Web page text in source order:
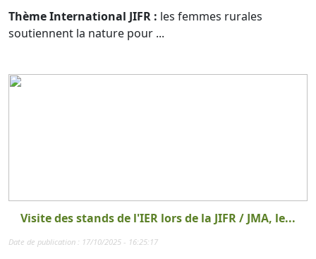
Thème International JIFR : les femmes rurales
soutiennent la nature pour ...
Visite des stands de l'IER lors de la JIFR / JMA, le...
Date de publication : 17/10/2025 - 16:25:17